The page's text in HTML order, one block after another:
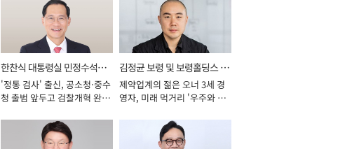
한찬식 대통령실 민정수석비
서관
'정통 검사' 출신, 공소청·중수
청 출범 앞두고 검찰개혁 완수
김정균 보령 및 보령홀딩스 대
표이사 사장
제약업계의 젊은 오너 3세 경
영자, 미래 먹거리 '우주와 헬